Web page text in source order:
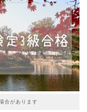
合があります